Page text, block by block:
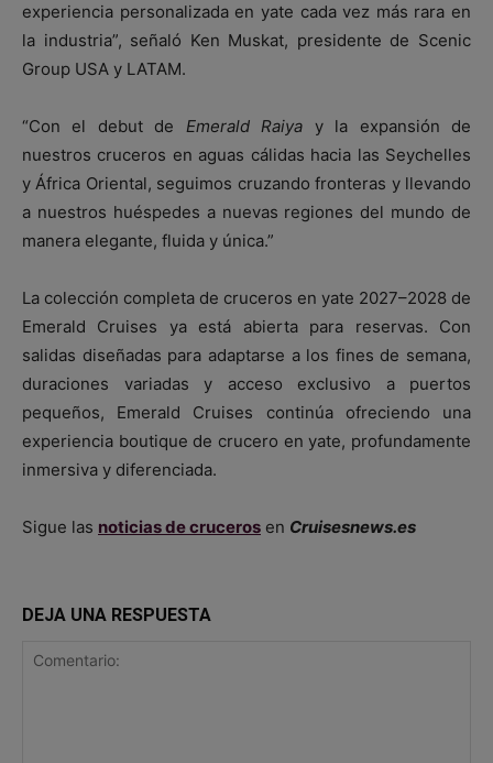
experiencia personalizada en yate cada vez más rara en
la industria”, señaló Ken Muskat, presidente de Scenic
Group USA y LATAM.
“Con el debut de Emerald Raiya y la expansión de
nuestros cruceros en aguas cálidas hacia las Seychelles
y África Oriental, seguimos cruzando fronteras y llevando
a nuestros huéspedes a nuevas regiones del mundo de
manera elegante, fluida y única.”
La colección completa de cruceros en yate 2027–2028 de
Emerald Cruises ya está abierta para reservas. Con
salidas diseñadas para adaptarse a los fines de semana,
duraciones variadas y acceso exclusivo a puertos
pequeños, Emerald Cruises continúa ofreciendo una
experiencia boutique de crucero en yate, profundamente
inmersiva y diferenciada.
Sigue las noticias de cruceros en Cruisesnews.es
DEJA UNA RESPUESTA